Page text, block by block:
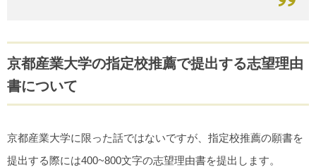
京都産業大学の指定校推薦で提出する志望理由
書について
京都産業大学に限った話ではないですが、指定校推薦の願書を
提出する際には400~800文字の志望理由書を提出します。